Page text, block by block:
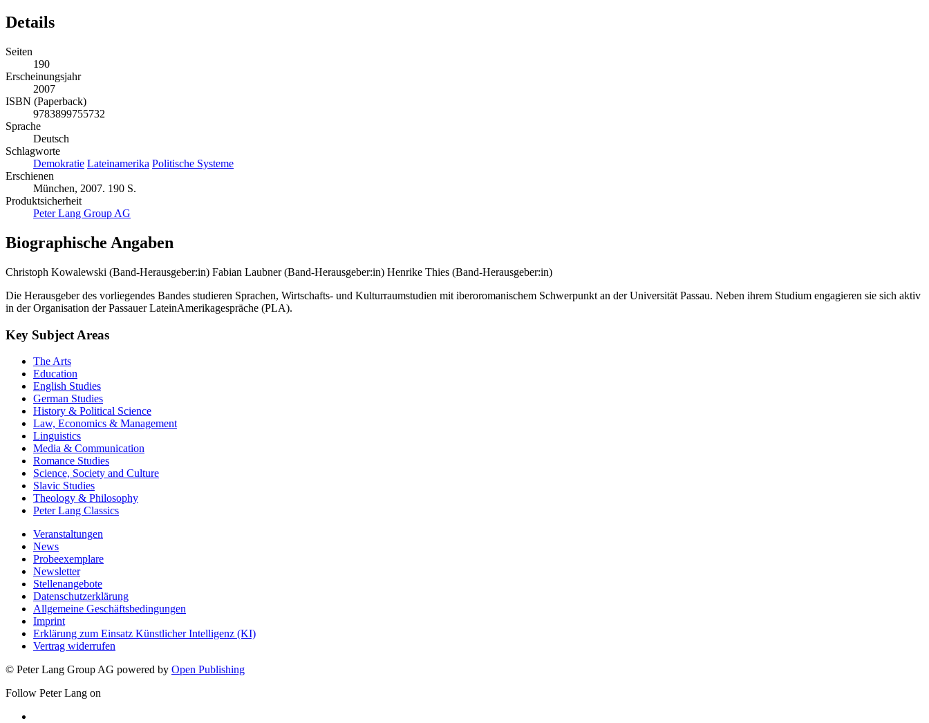
Details
Seiten
190
Erscheinungsjahr
2007
ISBN (Paperback)
9783899755732
Sprache
Deutsch
Schlagworte
Demokratie Lateinamerika Politische Systeme
Erschienen
München, 2007. 190 S.
Produktsicherheit
Peter Lang Group AG
Biographische Angaben
Christoph Kowalewski (Band-Herausgeber:in) Fabian Laubner (Band-Herausgeber:in) Henrike Thies (Band-Herausgeber:in)
Die Herausgeber des vorliegendes Bandes studieren Sprachen, Wirtschafts- und Kulturraumstudien mit iberoromanischem Schwerpunkt an der Universität Passau. Neben ihrem Studium engagieren sie sich aktiv
in der Organisation der Passauer LateinAmerikagespräche (PLA).
Key Subject Areas
The Arts
Education
English Studies
German Studies
History & Political Science
Law, Economics & Management
Linguistics
Media & Communication
Romance Studies
Science, Society and Culture
Slavic Studies
Theology & Philosophy
Peter Lang Classics
Veranstaltungen
News
Probeexemplare
Newsletter
Stellenangebote
Datenschutzerklärung
Allgemeine Geschäftsbedingungen
Imprint
Erklärung zum Einsatz Künstlicher Intelligenz (KI)
Vertrag widerrufen
© Peter Lang Group AG powered by Open Publishing
Follow Peter Lang on